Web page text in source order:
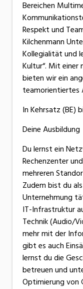
Bereichen
Respekt und
Kilchenmann
Kollegialität und
Kultur“. Mit
bieten wir ein
teamorientiertes
In Kehrsatz (BE)
Deine Ausbildung
Du lernst ein
Rechenzenter
mehreren
Zudem bist du
Unternehmung
IT-Infrastruktur
Technik (Audio/
mehr mit der
gibt es auch
lernst du die
betreuen und
Optimierung von